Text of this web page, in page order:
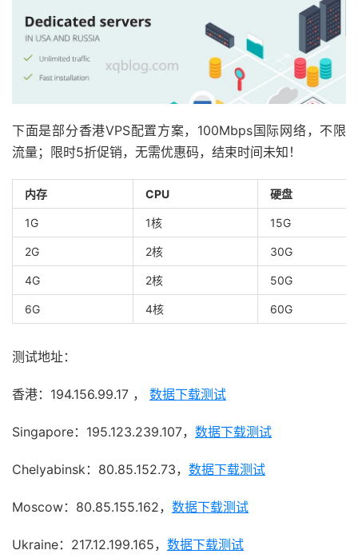
下面是部分香港VPS配置方案，100Mbps国际网络，不限
流量；限时5折促销，无需优惠码，结束时间未知！
内存 CPU 硬盘
1G 1核 15G
2G 2核 30G
4G 2核 50G
6G 4核 60G
测试地址：
香港：194.156.99.17 ， 数据下载测试
Singapore：195.123.239.107， 数据下载测试
Chelyabinsk：80.85.152.73， 数据下载测试
Moscow：80.85.155.162， 数据下载测试
Ukraine：217.12.199.165， 数据下载测试